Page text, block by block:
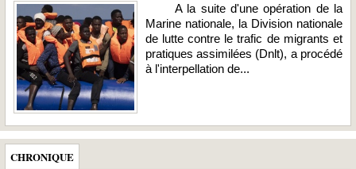
A la suite d'une opération de la
Marine nationale, la Division nationale
de lutte contre le trafic de migrants et
pratiques assimilées (Dnlt), a procédé
à l'interpellation de...
CHRONIQUE